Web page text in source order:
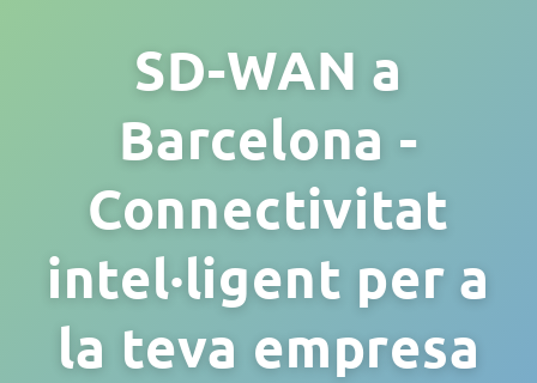
SD-WAN a
Barcelona -
Connectivitat
intel·ligent per a
la teva empresa